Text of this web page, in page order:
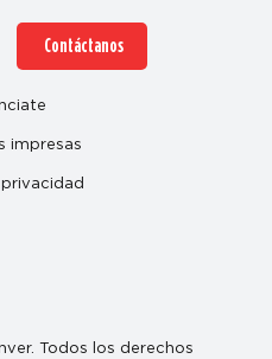
Contáctanos
impresas
Todos los derechos